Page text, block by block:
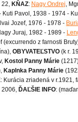
22, KŇAZ: Nagy Ondrej,
Kuti Pavol, 1938 - 1974 -
Jozef, 1976 - 1978 -
Juraj, 1982 - 1989 -
(excurrendo z farnosti
OBYVATEĽSTVO (k r.
Kostol Panny Márie
Kaplnka Panny Márie
: Kurácia zriadená v r.1921,
2006, ĎAĽŠIE INFO: